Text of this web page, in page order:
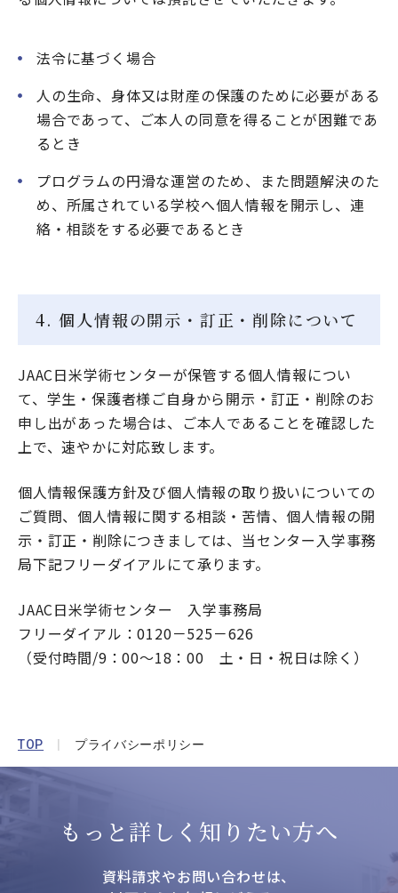
法令に基づく場合
人の生命、身体又は財産の保護のために必要がある
場合であって、ご本人の同意を得ることが困難であ
るとき
プログラムの円滑な運営のため、また問題解決のた
め、所属されている学校へ個人情報を開示し、連
絡・相談をする必要であるとき
4. 個人情報の開示・訂正・削除について
JAAC日米学術センターが保管する個人情報につい
て、学生・保護者様ご自身から開示・訂正・削除のお
申し出があった場合は、ご本人であることを確認した
上で、速やかに対応致します。
個人情報保護方針及び個人情報の取り扱いについての
ご質問、個人情報に関する相談・苦情、個人情報の開
示・訂正・削除につきましては、当センター入学事務
局下記フリーダイアルにて承ります。
JAAC日米学術センター 入学事務局
フリーダイアル：0120－525－626
（受付時間/9：00～18：00 土・日・祝日は除く）
TOP プライバシーポリシー
もっと詳しく知りたい方へ
資料請求やお問い合わせは、